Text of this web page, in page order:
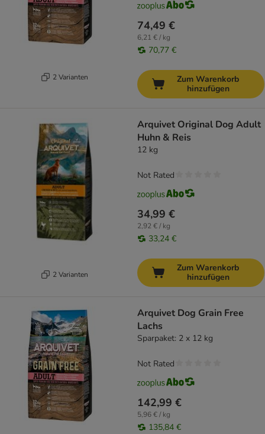
2 Varianten
74,49 €
6,21 € / kg
70,77 €
Zum Warenkorb
hinzufügen
2 Varianten
Arquivet Original Dog Adult
Huhn & Reis
12 kg
34,99 €
2,92 € / kg
33,24 €
Not Rated
Zum Warenkorb
hinzufügen
Arquivet Dog Grain Free
Lachs
Sparpaket: 2 x 12 kg
142,99 €
5,96 € / kg
135,84 €
Not Rated